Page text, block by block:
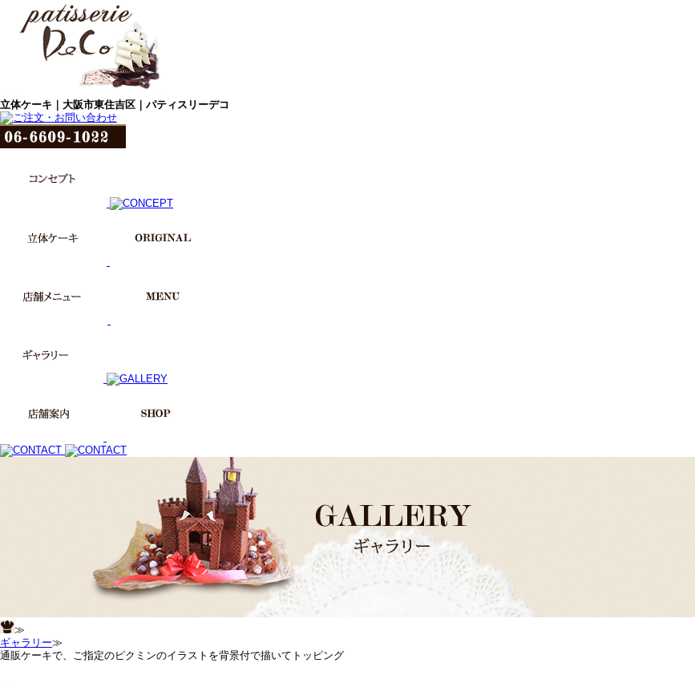
立体ケーキ｜大阪市東住吉区｜パティスリーデコ
≫
ギャラリー≫
通販ケーキで、ご指定のピクミンのイラストを背景付で描いてトッピング